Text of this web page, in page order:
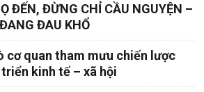
ĐẾN, ĐỪNG CHỈ CẦU NGUYỆN –
ĐAU KHỔ
cơ quan tham mưu chiến lược
kinh tế – xã hội